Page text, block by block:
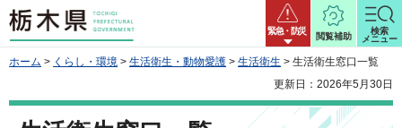
栃木県 緊急・防災
閲覧補助
検索
メニュー
ホーム > くらし・環境 > 生活衛生・動物愛護 > 生活衛生 > 生活衛生窓口一覧
更新日：2026年5月30日